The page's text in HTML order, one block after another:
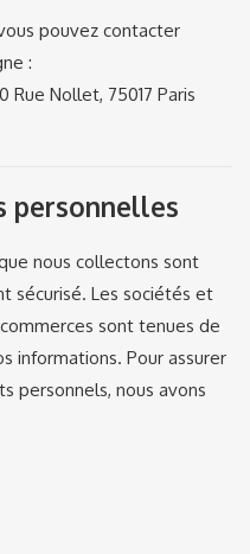
pouvez contacter
:
Rue Nollet, 75017 Paris
personnelles
nous collectons sont
sécurisé. Les sociétés et
sont tenues de
informations. Pour assurer
personnels, nous avons